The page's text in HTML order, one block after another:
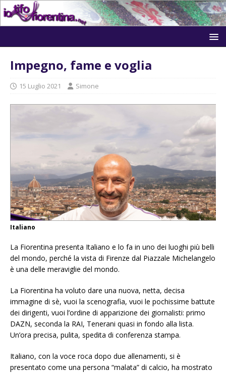
Impegno, fame e voglia
15 Luglio 2021 Simone
Italiano
La Fiorentina presenta Italiano e lo fa in uno dei luoghi più belli
del mondo, perché la vista di Firenze dal Piazzale Michelangelo
è una delle meraviglie del mondo.
La Fiorentina ha voluto dare una nuova, netta, decisa
immagine di sè, vuoi la scenografia, vuoi le pochissime battute
dei dirigenti, vuoi l’ordine di apparizione dei giornalisti: primo
DAZN, seconda la RAI, Tenerani quasi in fondo alla lista.
Un’ora precisa, pulita, spedita di conferenza stampa.
Italiano, con la voce roca dopo due allenamenti, si è
presentato come una persona “malata” di calcio, ha mostrato